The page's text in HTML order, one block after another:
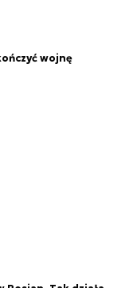
wojnę